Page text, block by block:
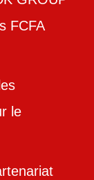
FCFA
le